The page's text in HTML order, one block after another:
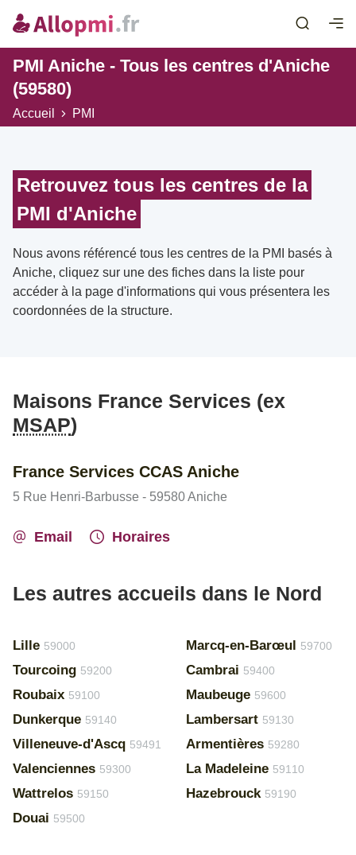
PMI Aniche - Tous les centres d'Aniche
(59580)
Accueil PMI
Retrouvez tous les centres de la
PMI d'Aniche
Nous avons référencé tous les centres de la PMI basés à
Aniche, cliquez sur une des fiches dans la liste pour
accéder à la page d'informations qui vous présentera les
coordonnées de la structure.
Maisons France Services (ex
MSAP)
France Services CCAS Aniche
5 Rue Henri-Barbusse - 59580 Aniche
Email Horaires
Les autres accueils dans le Nord
Lille 59000
Tourcoing 59200
Roubaix 59100
Dunkerque 59140
Villeneuve-d'Ascq 59491
Valenciennes 59300
Wattrelos 59150
Douai 59500
Marcq-en-Barœul 59700
Cambrai 59400
Maubeuge 59600
Lambersart 59130
Armentières 59280
La Madeleine 59110
Hazebrouck 59190